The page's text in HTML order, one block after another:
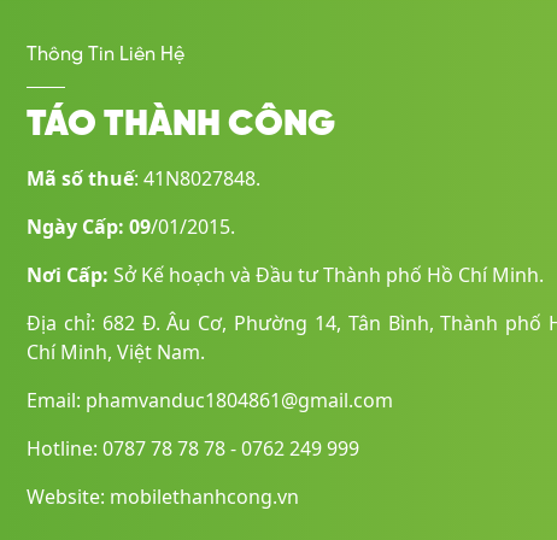
Mặc dù vẫn giữ lại Dynamic Island quen thuộc ở mặt trước để
thiết kế lại, không chỉ lồi lên rõ rệt mà còn trông rộng hơn
Thông Tin Liên Hệ
TÁO THÀNH CÔNG
Mã số thuế: 41N8027848.
Ngày Cấp: 09/01/2015.
Nơi Cấp: Sở Kế hoạch và Đầu tư Thành phố Hồ Chí Minh.
Địa chỉ: 682 Đ. Âu Cơ, Phường 14, Tân Bình, Thành phố
Chí Minh, Việt Nam.
Email: phamvanduc1804861@gmail.com
Hotline: 0787 78 78 78 - 0762 249 999
Website: mobilethanhcong.vn